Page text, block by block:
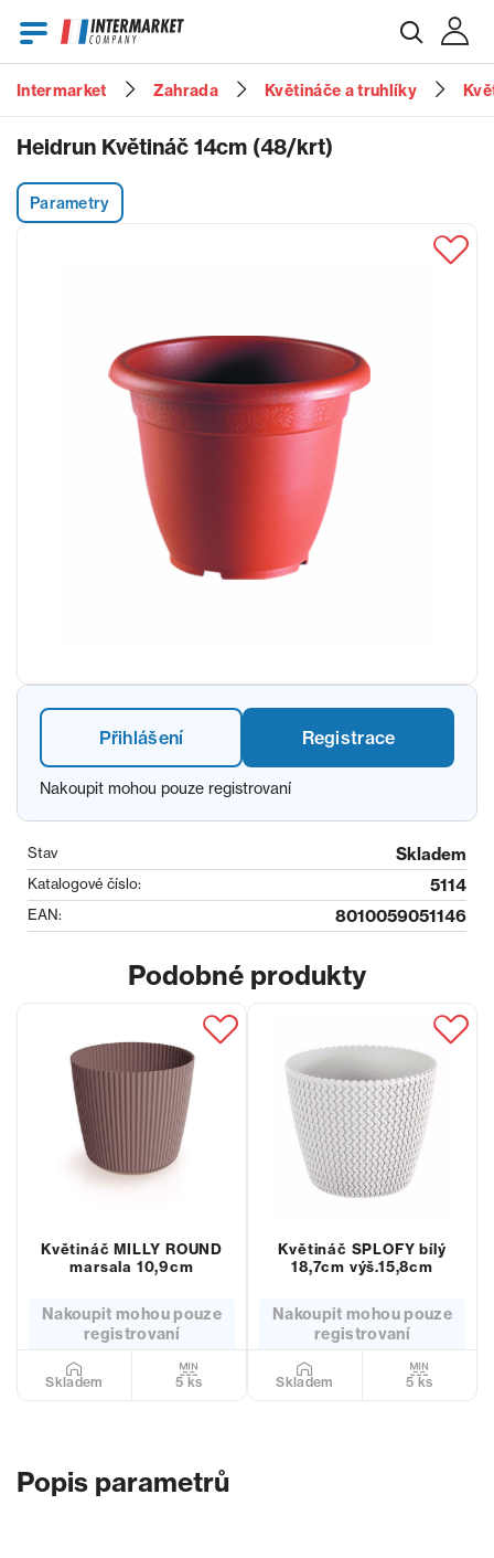
Heslo
Zapomenuté heslo?
Intermarket Zahrada Květináče a truhlíky
Heidrun Květináč 14cm (48/krt)
Parametry
Přihlášení Registrace
Nakoupit mohou pouze registrovaní
Stav Skladem
Katalogové číslo: 5114
EAN: 8010059051146
Podobné produkty
Květináč MILLY ROUND
marsala 10,9cm
Nakoupit mohou pouze
registrovaní
Skladem 5 ks
Květináč SPLOFY bílý
18,7cm výš.15,8cm
Nakoupit mohou pouze
registrovaní
Skladem 5 ks
Popis parametrů